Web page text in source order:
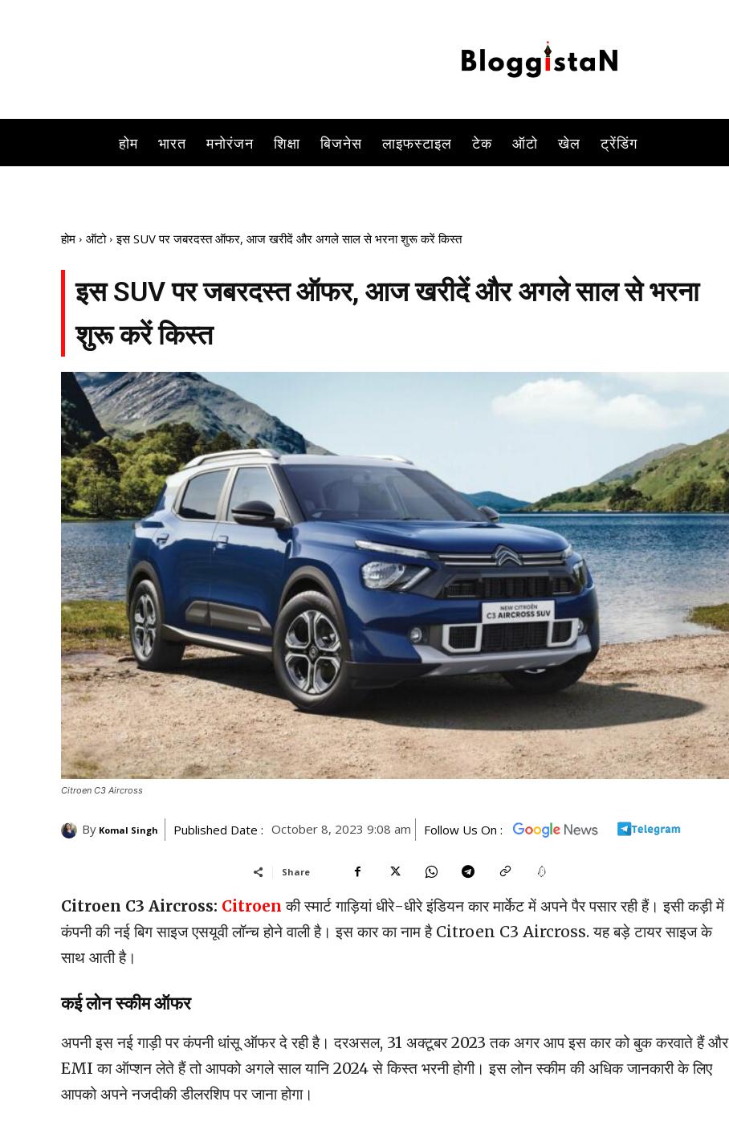
होम भारत मनोरंजन शिक्षा बिजनेस लाइफस्टाइल टेक ऑटो खेल ट्रेंडिंग
होम ऑटो इस SUV पर जबरदस्त ऑफर, आज खरीदें और अगले साल से भरना शुरू करें किस्त
इस SUV पर जबरदस्त ऑफर, आज खरीदें और अगले साल से भरना
शुरू करें किस्त
Citroen C3 Aircross
By Komal Singh Published Date : October 8, 2023 9:08 am Follow Us On :
Share
Citroen C3 Aircross: Citroen की स्मार्ट गाड़ियां धीरे-धीरे इंडियन कार मार्केट में अपने पैर पसार रही हैं। इसी कड़ी में
कंपनी की नई बिग साइज एसयूवी लॉन्च होने वाली है। इस कार का नाम है Citroen C3 Aircross. यह बड़े टायर साइज के
साथ आती है।
कई लोन स्कीम ऑफर
अपनी इस नई गाड़ी पर कंपनी धांसू ऑफर दे रही है। दरअसल, 31 अक्टूबर 2023 तक अगर आप इस कार को बुक करवाते हैं और
EMI का ऑप्शन लेते हैं तो आपको अगले साल यानि 2024 से किस्त भरनी होगी। इस लोन स्कीम की अधिक जानकारी के लिए
आपको अपने नजदीकी डीलरशिप पर जाना होगा।